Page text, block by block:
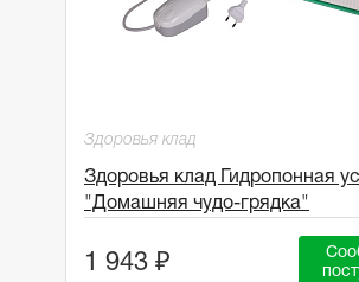
Здоровья клад
Здоровья клад Гидропонная
"Домашняя чудо-грядка"
1 943 ₽